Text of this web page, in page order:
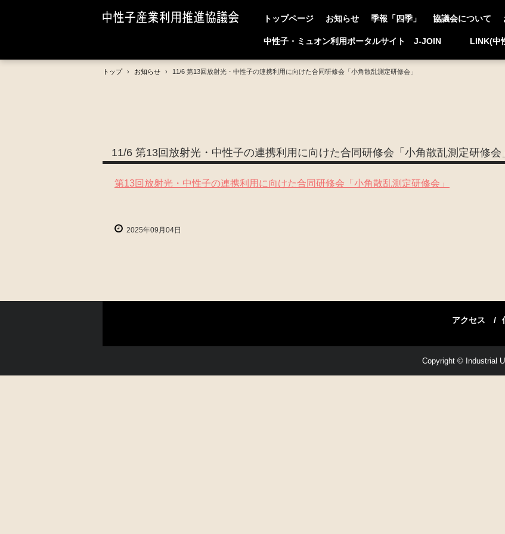
トップページ お知らせ 季報「四季」 協議会について
中性子・ミュオン利用ポータルサイト J-JOIN LINK(中
トップ › お知らせ › 11/6 第13回放射光・中性子の連携利用に向けた合同研修会「小角散乱測定研修会」
11/6 第13回放射光・中性子の連携利用に向けた合同研修会「小角散乱測定研修会
第13回放射光・中性子の連携利用に向けた合同研修会「小角散乱測定研修会」
2025年09月04日
アクセス
Copyright © Industrial